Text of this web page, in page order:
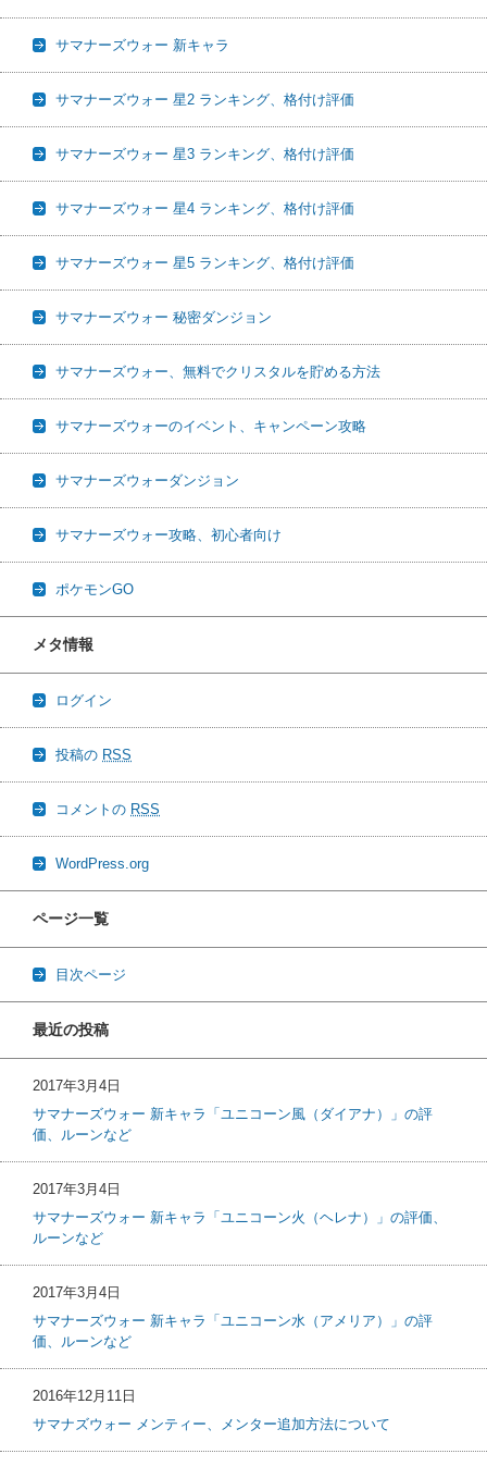
サマナーズウォー 新キャラ
サマナーズウォー 星2 ランキング、格付け評価
サマナーズウォー 星3 ランキング、格付け評価
サマナーズウォー 星4 ランキング、格付け評価
サマナーズウォー 星5 ランキング、格付け評価
サマナーズウォー 秘密ダンジョン
サマナーズウォー、無料でクリスタルを貯める方法
サマナーズウォーのイベント、キャンペーン攻略
サマナーズウォーダンジョン
サマナーズウォー攻略、初心者向け
ポケモンGO
メタ情報
ログイン
投稿の RSS
コメントの RSS
WordPress.org
ページ一覧
目次ページ
最近の投稿
2017年3月4日
サマナーズウォー 新キャラ「ユニコーン風（ダイアナ）」の評
価、ルーンなど
2017年3月4日
サマナーズウォー 新キャラ「ユニコーン火（ヘレナ）」の評価、
ルーンなど
2017年3月4日
サマナーズウォー 新キャラ「ユニコーン水（アメリア）」の評
価、ルーンなど
2016年12月11日
サマナズウォー メンティー、メンター追加方法について